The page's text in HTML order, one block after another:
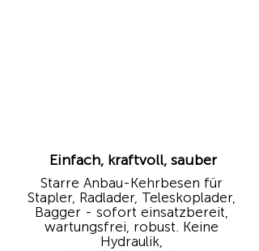
Einfach, kraftvoll, sauber
Starre Anbau-Kehrbesen für
Stapler, Radlader, Teleskoplader,
Bagger - sofort einsatzbereit,
wartungsfrei, robust. Keine
Hydraulik,